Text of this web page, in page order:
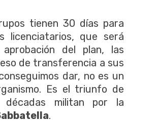
tienen 30 días para
licenciatarios, que será
del plan, las
de transferencia a sus
dar, no es un
Es el triunfo de
militan por la
.